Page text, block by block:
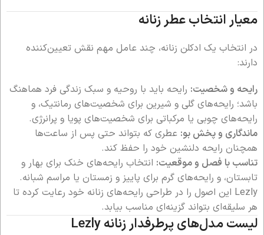
معیار انتخاب عطر زنانه
در انتخاب یک ادکلن زنانه، چند عامل مهم نقش تعیین‌کننده
دارند:
رایحه و شخصیت: رایحه باید با روحیه و سبک زندگی فرد هماهنگ
باشد؛ رایحه‌های گلی و شیرین برای شخصیت‌های رمانتیک، و
رایحه‌های چوبی یا مرکباتی برای شخصیت‌های پویا و پرانرژی.
ماندگاری و پخش بو: عطری که بتواند حتی پس از ساعت‌ها
همچنان رایحه دلنشین خود را حفظ کند.
تناسب با فصل و موقعیت: انتخاب رایحه‌های خنک برای بهار و
تابستان، و رایحه‌های گرم برای پاییز و زمستان یا مراسم شبانه.
Lezly این اصول را در طراحی رایحه‌های زنانه‌ خود رعایت کرده تا
هر سلیقه‌ای بتواند گزینه‌ای مناسب بیابد.
لیست مدل‌های پرطرفدار زنانه Lezly